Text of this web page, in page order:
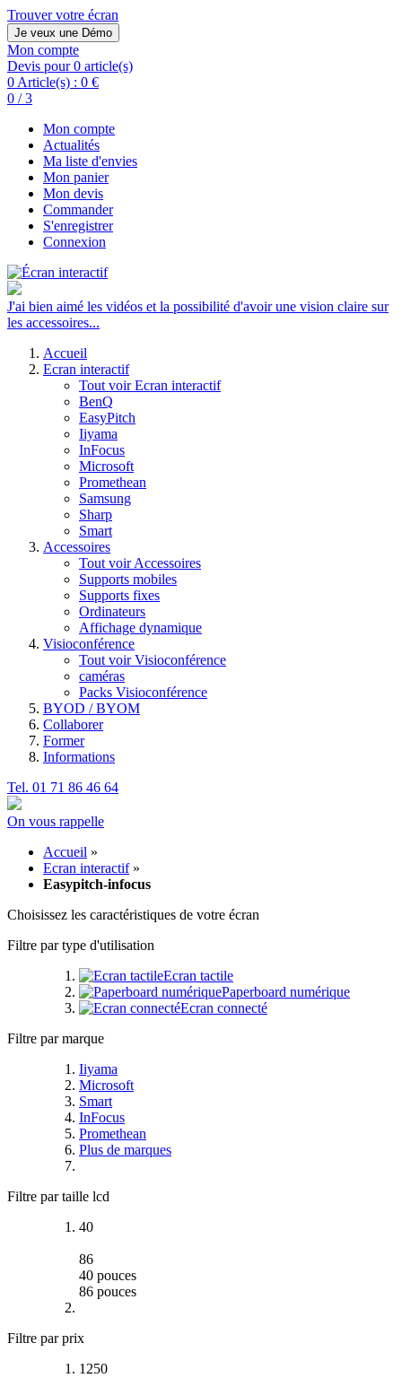
Trouver votre écran
Je veux une Démo
Mon compte
Devis pour 0 article(s)
0 Article(s) : 0 €
0 / 3
Mon compte
Actualités
Ma liste d'envies
Mon panier
Mon devis
Commander
S'enregistrer
Connexion
J'ai bien aimé les vidéos et la possibilité d'avoir une vision claire sur
les accessoires...
Accueil
Ecran interactif
Tout voir Ecran interactif
BenQ
EasyPitch
Iiyama
InFocus
Microsoft
Promethean
Samsung
Sharp
Smart
Accessoires
Tout voir Accessoires
Supports mobiles
Supports fixes
Ordinateurs
Affichage dynamique
Visioconférence
Tout voir Visioconférence
caméras
Packs Visioconférence
BYOD / BYOM
Collaborer
Former
Informations
Tel. 01 71 86 46 64
On vous rappelle
Accueil »
Ecran interactif »
Easypitch-infocus
Choisissez les caractéristiques de votre écran
Filtre par type d'utilisation
Ecran tactile
Paperboard numérique
Ecran connecté
Filtre par marque
Iiyama
Microsoft
Smart
InFocus
Promethean
Plus de marques
Filtre par taille lcd
40
86
40 pouces
86 pouces
Filtre par prix
1250